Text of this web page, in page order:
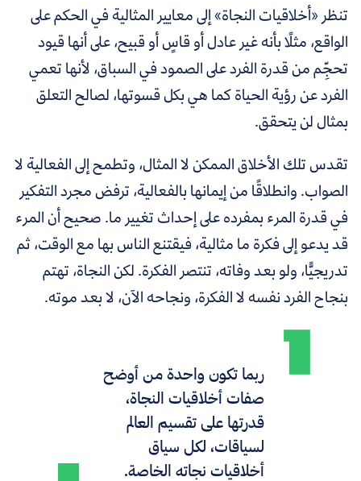
تنظر «أخلاقيات النجاة» إلى معايير المثالية في الحكم على
الواقع، مثلًا بأنه غير عادل أو قاسٍ أو قبيح، على أنها قيود
تحجِّم من قدرة الفرد على الصمود في السباق، لأنها تعمي
الفرد عن رؤية الحياة كما هي بكل قسوتها، لصالح التعلق
بمثال لن يتحقق.
تقدس تلك الأخلاق الممكن لا المثال، وتطمح إلى الفعالية لا
الصواب. وانطلاقًا من إيمانها بالفعالية، ترفض مجرد التفكير
في قدرة المرء بمفرده على إحداث تغيير ما. صحيح أن المرء
قد يدعو إلى فكرة ما مثالية، فيقتنع الناس بها مع الوقت، ثم
تدريجيًّا، ولو بعد وفاته، تنتصر الفكرة. لكن النجاة، تهتم
بنجاح الفرد نفسه لا الفكرة، ونجاحه الآن، لا بعد موته.
ربما تكون واحدة من أوضح
صفات أخلاقيات النجاة،
قدرتها على تقسيم العالم
لسياقات، لكل سياق
أخلاقيات نجاته الخاصة.